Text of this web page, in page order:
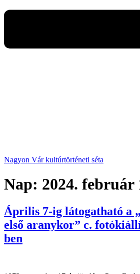
Nagyon Vár kultúrtörténeti séta
Nap: 2024. február
Április 7-ig látogatható a
első aranykor” c.
ben